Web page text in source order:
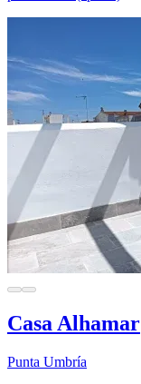
Casa Alhamar
Punta Umbría